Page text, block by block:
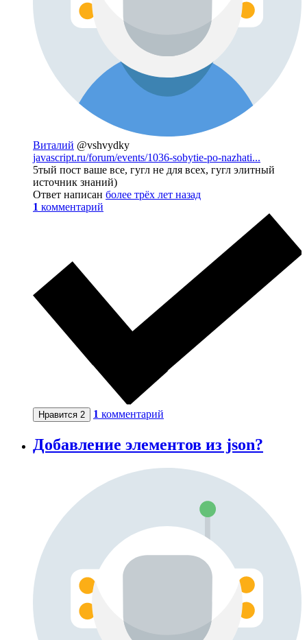
Виталий @vshvydky
javascript.ru/forum/events/1036-sobytie-po-nazhati...
5тый пост ваше все, гугл не для всех, гугл элитный
источник знаний)
Ответ написан более трёх лет назад
1 комментарий
Нравится 2 1 комментарий
Добавление элементов из json?